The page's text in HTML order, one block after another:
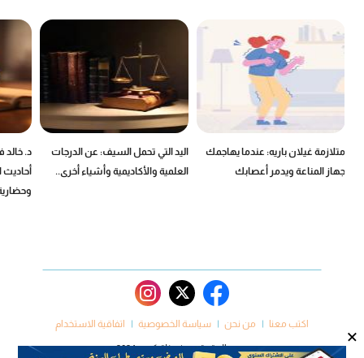
×
متلازمة غيلان باريه: عندما يهاجمك
جهاز المناعة ويدمر أعصابك
اليد التي تحمل السيف: عن الدرجات
العلمية والأكاديمية وأشياء أخرى..
د.
أحاديث
اكتب معنا من نحن سياسة الخصوصية اتفاقية الاستخدام
جميع الحقوق محفوظة كروم 2024